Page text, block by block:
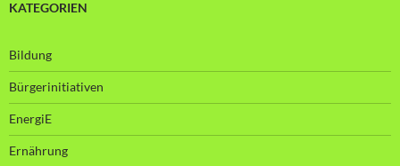
KATEGORIEN
Bildung
Bürgerinitiativen
EnergiE
Ernährung